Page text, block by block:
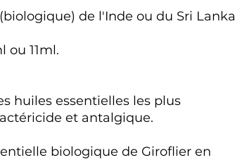
de l'Inde ou du Sri Lanka
ou 11ml.
huiles essentielles les plus
et antalgique.
biologique de Giroflier en